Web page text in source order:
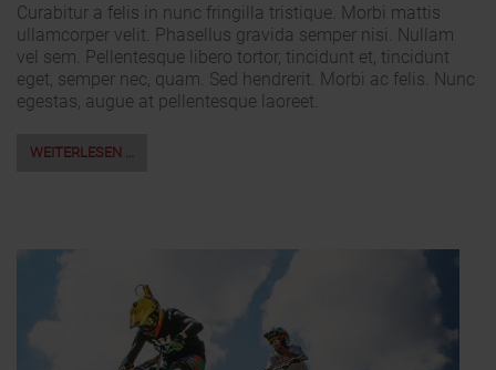
Curabitur a felis in nunc fringilla tristique. Morbi mattis
ullamcorper velit. Phasellus gravida semper nisi. Nullam
vel sem. Pellentesque libero tortor, tincidunt et, tincidunt
eget, semper nec, quam. Sed hendrerit. Morbi ac felis. Nunc
egestas, augue at pellentesque laoreet.
WEITERLESEN …